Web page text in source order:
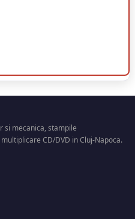
si mecanica, stampile
CD/DVD in Cluj-Napoca.